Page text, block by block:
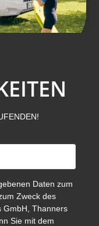
Daten zum
Zweck des
GmbH, Thanners
Sie mit dem